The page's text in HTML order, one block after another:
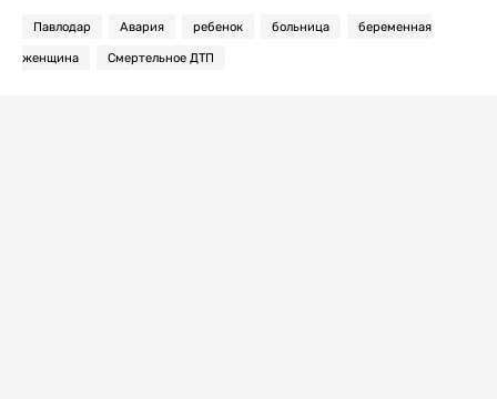
Павлодар Авария ребенок больница беременная
женщина Смертельное ДТП